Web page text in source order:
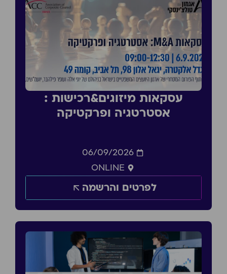
עסקאות מיזוגים&רכישות :
אסטרטגיה ופרקטיקה
06/09/2026
ONLINE
לפרטים והרשמה